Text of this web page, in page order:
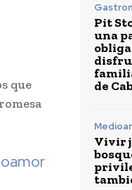
que
Pit
una
de
Vivir